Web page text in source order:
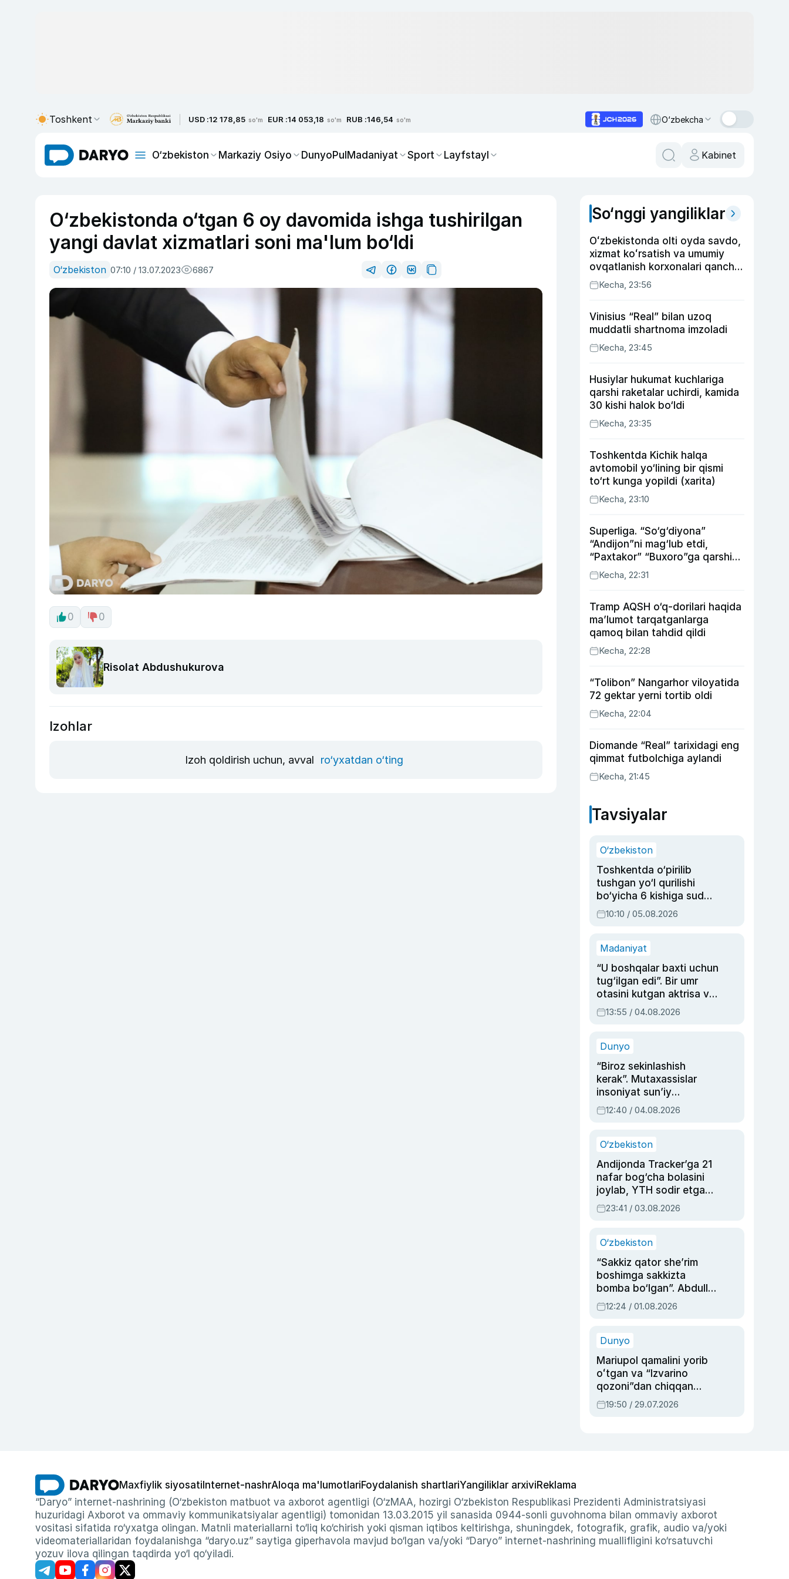
Toshkent USD :12 178,85 so'm EUR :14 053,18 so'm RUB :146,54 so'm O‘zbekcha
O‘zbekiston Markaziy Osiyo DunyoPulMadaniyat Sport Layfstayl Kabinet
O‘zbekistonda o‘tgan 6 oy davomida ishga tushirilgan
yangi davlat xizmatlari soni ma'lum bo‘ldi
O‘zbekiston 07:10 / 13.07.2023 6867
0 0
Risolat Abdushukurova
Izohlar
Izoh qoldirish uchun, avval ro‘yxatdan o‘ting
So‘nggi yangiliklar
Oʻzbekistonda olti oyda savdo,
xizmat koʻrsatish va umumiy
ovqatlanish korxonalari qancha
soliq toʻlagani ochiqlandi
Kecha, 23:56
Vinisius “Real” bilan uzoq
muddatli shartnoma imzoladi
Kecha, 23:45
Husiylar hukumat kuchlariga
qarshi raketalar uchirdi, kamida
30 kishi halok bo‘ldi
Kecha, 23:35
Toshkentda Kichik halqa
avtomobil yo‘lining bir qismi
to‘rt kunga yopildi (xarita)
Kecha, 23:10
Superliga. “So‘g‘diyona”
“Andijon”ni mag‘lub etdi,
“Paxtakor” “Buxoro”ga qarshi
bahsda g‘alabani qo‘ldan
chiqardi
Kecha, 22:31
Tramp AQSH o‘q-dorilari haqida
ma’lumot tarqatganlarga
qamoq bilan tahdid qildi
Kecha, 22:28
“Tolibon” Nangarhor viloyatida
72 gektar yerni tortib oldi
Kecha, 22:04
Diomande “Real” tarixidagi eng
qimmat futbolchiga aylandi
Kecha, 21:45
Tavsiyalar
O‘zbekiston
Toshkentda o‘pirilib
tushgan yo‘l qurilishi
bo‘yicha 6 kishiga sud
hukmi o‘qildi
10:10 / 05.08.2026
Madaniyat
“U boshqalar baxti uchun
tug‘ilgan edi”. Bir umr
otasini kutgan aktrisa va
dublyaj ustasi Rimma
Ahmedovaning
13:55 / 04.08.2026
Dunyo
“Biroz sekinlashish
kerak”. Mutaxassislar
insoniyat sun’iy
intellektni boshqara
olmay qolishidan xavotir
12:40 / 04.08.2026
O‘zbekiston
Andijonda Tracker’ga 21
nafar bog‘cha bolasini
joylab, YTH sodir etgan
ayolga sud hukmi o‘qildi
23:41 / 03.08.2026
O‘zbekiston
“Sakkiz qator she’rim
boshimga sakkizta
bomba bo‘lgan”. Abdulla
Oripovni siyosiy
ayblovlardan asrab
12:24 / 01.08.2026
Dunyo
Mariupol qamalini yorib
oʻtgan va “Izvarino
qozoni”dan chiqqan
qahramon — Ukraina
armiyasi bosh
19:50 / 29.07.2026
Maxfiylik siyosati Internet-nashrAloqa ma'lumotlariFoydalanish shartlariYangiliklar arxiviReklama
“Daryo” internet-nashrining (O‘zbekiston matbuot va axborot agentligi (O‘zMAA, hozirgi O‘zbekiston Respublikasi Prezidenti Administratsiyasi
huzuridagi Axborot va ommaviy kommunikatsiyalar agentligi) tomonidan 13.03.2015 yil sanasida 0944-sonli guvohnoma bilan ommaviy axborot
vositasi sifatida ro‘yxatga olingan. Matnli materiallarni to‘liq ko‘chirish yoki qisman iqtibos keltirishga, shuningdek, fotografik, grafik, audio va/yoki
videomateriallaridan foydalanishga “daryo.uz” saytiga giperhavola mavjud bo‘lgan va/yoki “Daryo” internet-nashrining muallifligini ko‘rsatuvchi
yozuv ilova qilingan taqdirda yo‘l qo‘yiladi.